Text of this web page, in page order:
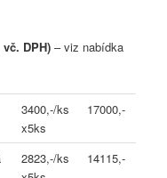
DPH) – viz nabídka
3400,-/ks
x5ks
17000,-
2823,-/ks
14115,-